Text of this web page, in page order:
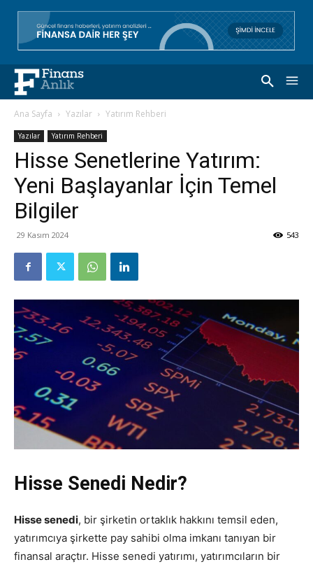
Ana Sayfa Yazılar Yatırım Rehberi
Yazılar Yatırım Rehberi
Hisse Senetlerine Yatırım:
Yeni Başlayanlar İçin Temel
Bilgiler
29 Kasım 2024 543
Hisse Senedi Nedir?
Hisse senedi, bir şirketin ortaklık hakkını temsil eden,
yatırımcıya şirkette pay sahibi olma imkanı tanıyan bir
finansal araçtır. Hisse senedi yatırımı, yatırımcıların bir